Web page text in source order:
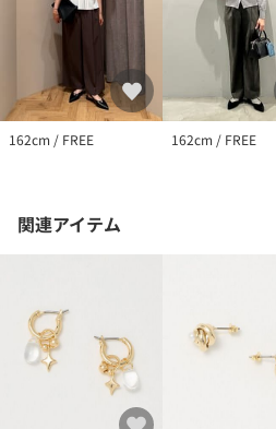
162cm / FREE 162cm / FREE
関連アイテム